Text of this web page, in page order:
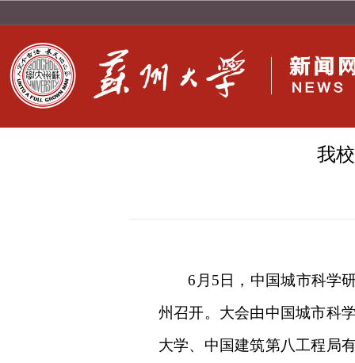
我
6月5日，中国城市科学
州召开。大会由中国城市科
大学、中国建筑第八工程局